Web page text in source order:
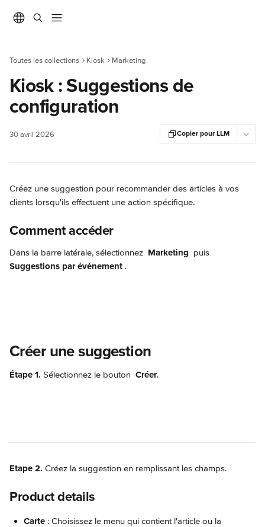
Toutes les collections Kiosk Marketing
Kiosk : Suggestions de
configuration
30 avril 2026 Copier pour LLM
Créez une suggestion pour recommander des articles à vos
clients lorsqu'ils effectuent une action spécifique.
Comment accéder
Dans la barre latérale, sélectionnez Marketing puis
Suggestions par événement .
Créer une suggestion
Étape 1. Sélectionnez le bouton Créer.
Etape 2. Créez la suggestion en remplissant les champs.
Product details
Carte : Choisissez le menu qui contient l'article ou la